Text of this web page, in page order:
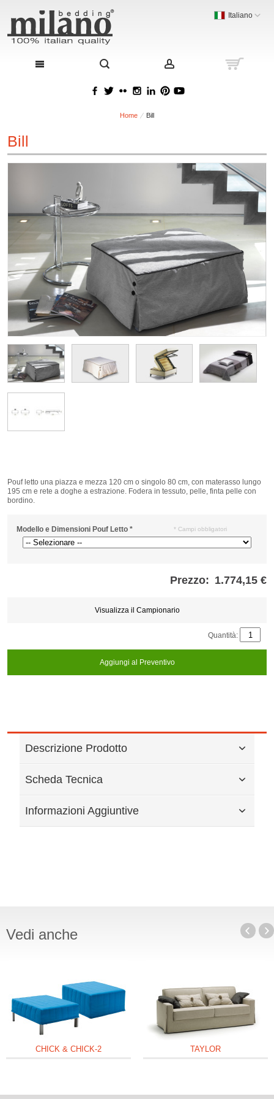
Italiano
Home Bill
Bill
Pouf letto una piazza e mezza 120 cm o singolo 80 cm, con materasso lungo
195 cm e rete a doghe a estrazione. Fodera in tessuto, pelle, finta pelle con
bordino.
Modello e Dimensioni Pouf Letto * * Campi obbligatori
Prezzo: 1.774,15 €
Visualizza il Campionario
Quantità:
Aggiungi al Preventivo
Descrizione Prodotto
Scheda Tecnica
Informazioni Aggiuntive
Vedi anche
CHICK & CHICK-2 TAYLOR